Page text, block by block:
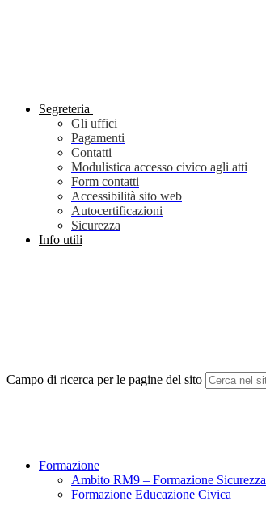
Segreteria
Gli uffici
Pagamenti
Contatti
Modulistica accesso civico agli atti
Form contatti
Accessibilità sito web
Autocertificazioni
Sicurezza
Info utili
Campo di ricerca per le pagine del sito
Formazione
Ambito RM9 – Formazione Sicurezza
Formazione Educazione Civica